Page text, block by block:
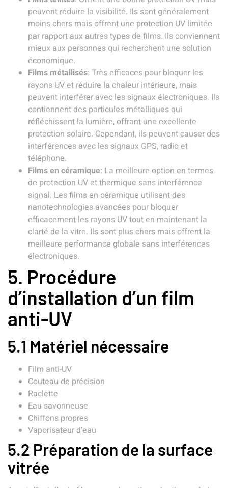
peuvent réduire la visibilité. Ils sont généralement
moins chers mais offrent une protection UV limitée
par rapport aux autres types de films. Ils conviennent
mieux aux personnes qui recherchent une solution
économique.
Films métallisés: Très efficaces pour bloquer les
rayons UV et réduire la chaleur intérieure, mais
peuvent interférer avec les signaux électroniques. Ils
contiennent des particules métalliques qui
réfléchissent la lumière, offrant une excellente
protection solaire. Cependant, ils peuvent causer des
interférences avec les signaux GPS, radio et
téléphone.
Films en céramique: La meilleure option en termes
de protection UV et thermique sans interférence
signal. Les films en céramique utilisent des
nanotechnologies avancées pour bloquer
efficacement les rayons UV tout en maintenant la
clarté de la vitre. Ils sont plus chers mais offrent la
meilleure performance globale sans interférences
électroniques.
5. Procédure
d’installation d’un film
anti-UV
5.1 Matériel nécessaire
Film anti-UV
Couteau de précision
Raclette
Eau savonneuse
Chiffons propres
Vaporisateur d’eau
5.2 Préparation de la surface
vitrée